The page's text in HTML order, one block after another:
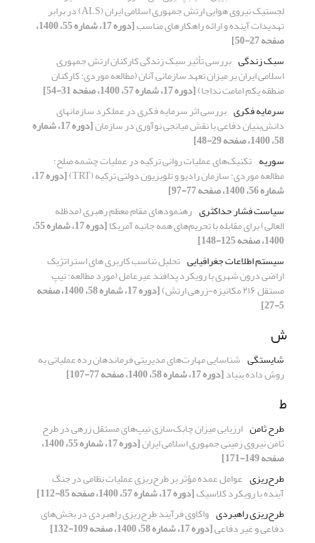
لجستیک نیروی هوایی ارتش جمهوری اسلامی ایران (ALS) در برابر
تهدیدات آینده و ارائه راهکارهای مناسب [دوره 17، شماره 55، 1400،
صفحه 27-50]
سبک زندگی بررسی تأثیر سبک زندگی کارکنان ارتش جمهوری
اسلامی ایران بر میزان تعهد سازمانی آنان (مطالعه موردی: کارکنان
منطقه یکم امامت نداجا)[دوره 17، شماره 57، 1400، صفحه 31-54]
سرمایه فکری
بررسی اثر سرمایه فکری در عملکرد سازمان‎های
دانش‌بنیان دفاعی با نقش میانجی نوآوری در سازمان [دوره 17، شماره
58، 1400، صفحه 29-48]
سوریه تکنیک‌های عملیات روانی ترکیه در عملیات چشمه صلح؛
مطالعه موردی: سازمان رادیو و تلویزیون دولتی ترکیه (TRT) [دوره 17،
شماره 56، 1400، صفحه 77-97]
سیاست فشار حداکثری رهنمودهای مقام معظم رهبری (مدظله
العالی) برای مقابله با تحریم‌های همه جانبه آمریکا [دوره 17، شماره 55،
1400، صفحه 125-148]
سیستم اطلاعات جغرافیایی تحلیل تناسب کاربری های استراتژیک
اراضی درون شهری با رویکرد پدافند غیرعامل (مورد مطالعه: تیپ
مستقل ۲۱۶ مکانیزه-زرهی ارتش) [دوره 17، شماره 58، 1400، صفحه
5-27]
ش
شایستگی شناسایی مهارت‌های مدیریتی فرماندهان رده عملیاتی به
روش داده بنیاد[دوره 17، شماره 58، 1400، صفحه 77-107]
ط
طرح ثامن ارزیابی میزان چابک‌سازی تیپ‌های مستقل زرهی در طرح
ثامن نیروی زمینی جمهوری اسلامی ایران [دوره 17، شماره 55، 1400،
صفحه 149-171]
طرح‌ریزی عوامل عمده مؤثر بر طرح‌ریزی عملیات نظامی در جنگ
آینده با رویکرد کلاسیک[دوره 17، شماره 57، 1400، صفحه 85-112]
طرح‌ریزی راهبردی واکاوی فرآیند طرح‌ریزی راهبردی در بخش‌های
دفاعی و غیر دفاعی[دوره 17، شماره 58، 1400، صفحه 109-132]